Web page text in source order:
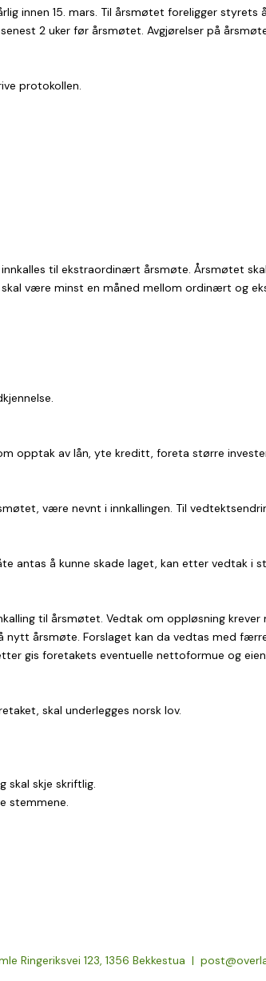
innen 15. mars. Til årsmøtet foreligger styrets
2 uker før årsmøtet. Avgjørelser på
protokollen.
til ekstraordinært årsmøte. Årsmøtet
skal være minst en måned mellom ordinært og
opptak av lån, yte kreditt, foreta større
være nevnt i innkallingen. Til
antas å kunne skade laget, kan etter vedtak i
til årsmøtet. Vedtak om oppløsning
årsmøte. Forslaget kan da vedtas med
gis foretakets eventuelle nettoformue og
skal underlegges norsk lov.
skal skje skriftlig.
stemmene.
Ringeriksvei 123, 1356 Bekkestua |